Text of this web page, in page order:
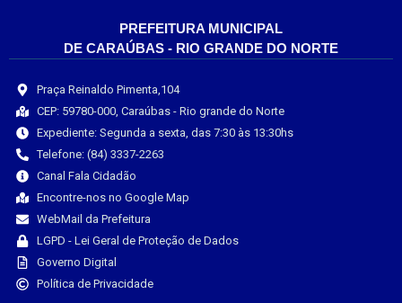
PREFEITURA MUNICIPAL
DE CARAÚBAS - RIO GRANDE DO NORTE
Praça Reinaldo Pimenta,104
CEP: 59780-000, Caraúbas - Rio grande do Norte
Expediente: Segunda a sexta, das 7:30 às 13:30hs
Telefone: (84) 3337-2263
Canal Fala Cidadão
Encontre-nos no Google Map
WebMail da Prefeitura
LGPD - Lei Geral de Proteção de Dados
Governo Digital
Política de Privacidade